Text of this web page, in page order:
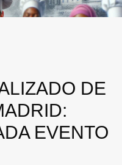
DE
EVENTO